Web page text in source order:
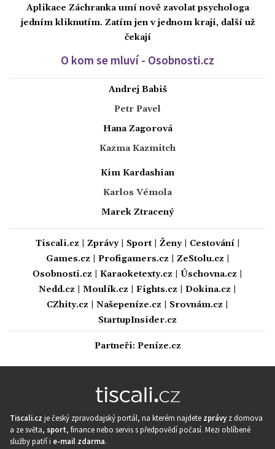
Aplikace Záchranka umí nově zavolat psychologa
jedním kliknutím. Zatím jen v jednom kraji, další už
čekají
O kom se mluví - Osobnosti.cz
Andrej Babiš
Petr Pavel
Hana Zagorová
Kazma Kazmitch
Kim Kardashian
Karlos Vémola
Marek Ztracený
Tiscali.cz Zprávy| Sport| Ženy| Cestování|
Games.cz
Profigamers.cz ZeStolu.cz
Osobnosti.cz
Karaoketexty.cz Úschovna.cz
Nedd.cz
Moulík.cz Fights.cz Dokina.cz
CZhity.cz
Našepeníze.cz Srovnám.cz
StartupInsider.cz
Partneři: Peníze.cz
Tiscali.cz je český zpravodajský portál, na kterém najdete zprávy z domova
a ze světa, sport, finance nebo servis s předpovědí počasí. Mezi oblíbené
služby patří i e-mail zdarma.